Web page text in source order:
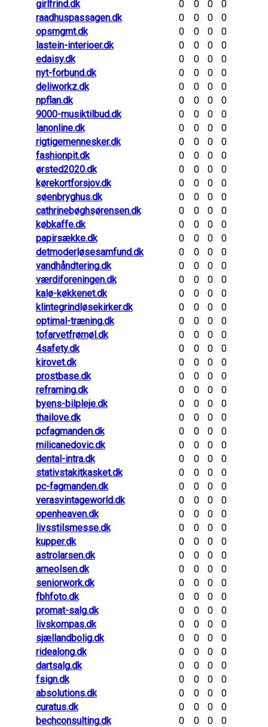
girlfrind.dk 0 0 0
0
raadhuspassagen.dk
0 0 0
0
opsmgmt.dk
0 0 0
0
lastein-interioer.dk
0 0 0
0
edaisy.dk
0 0 0
0
nyt-forbund.dk
0 0 0
0
deliworkz.dk
0 0 0
0
npflan.dk
0 0 0
0
9000-musiktilbud.dk
0 0 0
0
lanonline.dk
0 0 0
0
rigtigemennesker.dk
0 0 0
0
fashionpit.dk
0 0 0
0
ørsted2020.dk
0 0 0
0
kørekortforsjov.dk
0 0 0
0
søenbryghus.dk
0 0 0
0
cathrinebøghsørensen.dk
0 0 0
0
købkaffe.dk
0 0 0
0
papirsække.dk
0 0 0
0
detmoderløsesamfund.dk
0 0 0
0
vandhåndtering.dk
0 0 0
0
værdiforeningen.dk
0 0 0
0
kalø-køkkenet.dk
0 0 0
0
klintegrindløsekirker.dk
0 0 0
0
optimal-træning.dk
0 0 0
0
tofarvetfrømøl.dk
0 0 0
0
4safety.dk
0 0 0
0
kirovet.dk
0 0 0
0
prostbase.dk
0 0 0
0
reframing.dk
0 0 0
0
byens-bilpleje.dk
0 0 0
0
thailove.dk
0 0 0
0
pcfagmanden.dk
0 0 0
0
milicanedovic.dk
0 0 0
0
dental-intra.dk
0 0 0
0
stativstakitkasket.dk
0 0 0
0
pc-fagmanden.dk
0 0 0
0
verasvintageworld.dk
0 0 0
0
openheaven.dk
0 0 0
0
livsstilsmesse.dk
0 0 0
0
kupper.dk
0 0 0
0
astrolarsen.dk
0 0 0
0
arneolsen.dk
0 0 0
0
seniorwork.dk
0 0 0
0
fbhfoto.dk
0 0 0
0
promat-salg.dk
0 0 0
0
livskompas.dk
0 0 0
0
sjællandbolig.dk
0 0 0
0
ridealong.dk
0 0 0
0
dartsalg.dk
0 0 0
0
fsign.dk
0 0 0
0
absolutions.dk
0 0 0
0
curatus.dk
0 0 0
0
bechconsulting.dk
0 0 0
0